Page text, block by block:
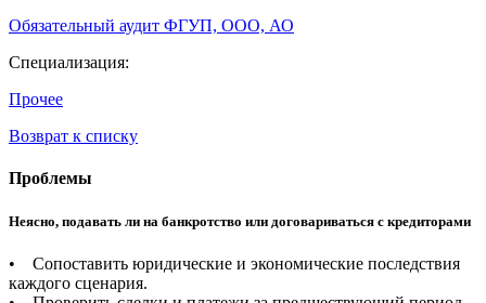
Обязательный аудит ФГУП, ООО, АО
Специализация:
Прочее
Возврат к списку
Проблемы
Неясно, подавать ли на банкротство или договариваться с кредиторами
• Сопоставить юридические и экономические последствия
каждого сценария.